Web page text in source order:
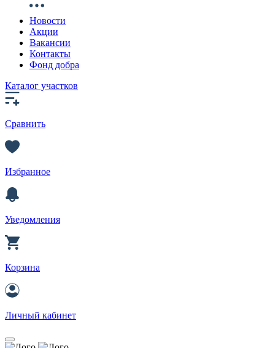
Новости
Акции
Вакансии
Контакты
Фонд добра
Каталог участков
Сравнить
Избранное
Уведомления
Корзина
Личный кабинет